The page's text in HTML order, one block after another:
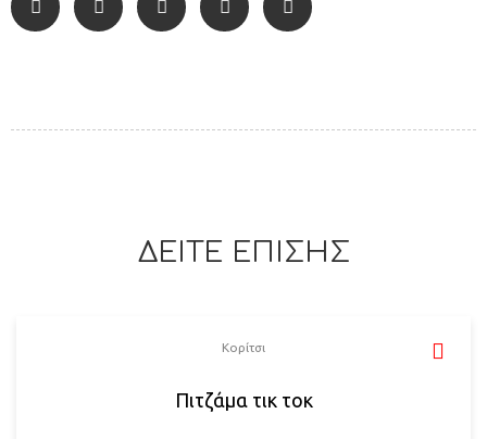
ΔΕΙΤΕ ΕΠΙΣΗΣ
Κορίτσι
Πιτζάμα τικ τοκ